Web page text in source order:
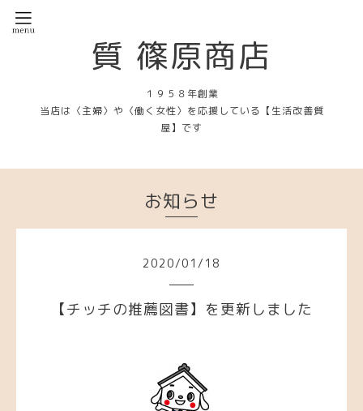
質 篠原商店
１９５８年創業
当店は〈主婦〉や〈働く女性〉を応援している【生活改善質
屋】です
お知らせ
2020/01 / 18
【チッチの推薦図書】を更新しました